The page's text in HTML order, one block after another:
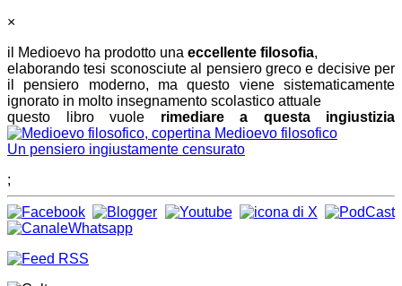
×
il Medioevo ha prodotto una eccellente filosofia,
elaborando tesi sconosciute al pensiero greco e decisive per
il pensiero moderno, ma questo viene sistematicamente
ignorato in molto insegnamento scolastico attuale
questo libro vuole rimediare a questa ingiustizia
Medioevo filosofico
Un pensiero ingiustamente censurato
;